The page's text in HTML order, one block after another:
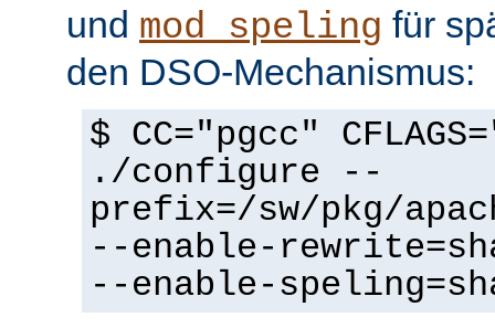
und mod_speling für
den DSO-Mechanismus:
$ CC="pgcc"
./configure --
prefix=/sw/pkg/
--enable-
--enable-